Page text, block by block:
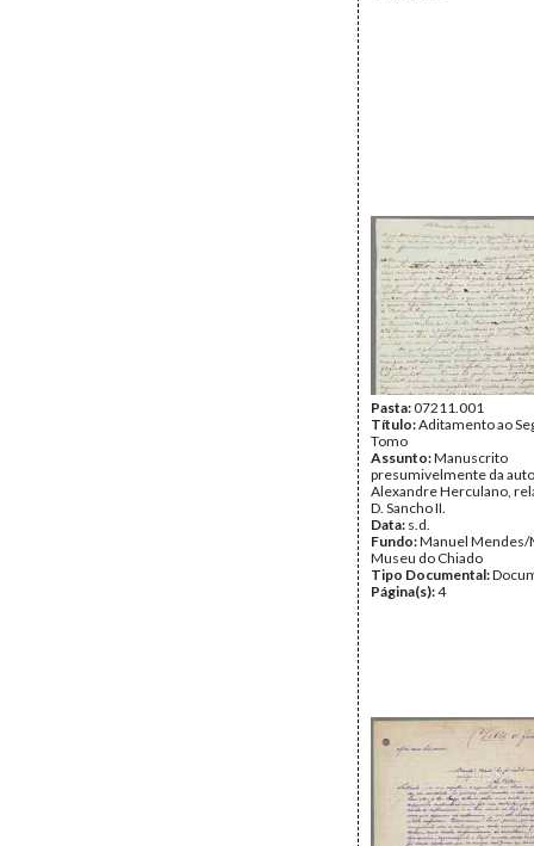
Pasta:07211.001
Título:Aditamento ao
Tomo
Assunto:Manuscrito
presumivelmente da
Alexandre Herculano,
D. Sancho II.
Data: s.d.
Fundo:Manuel Mendes/
Museu do Chiado
Tipo Documental:
Página(s):4